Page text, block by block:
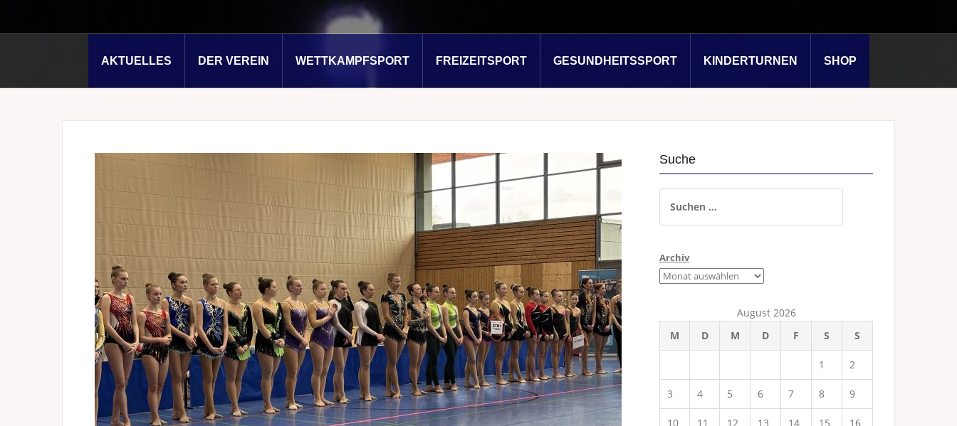
AKTUELLES DER VEREIN WETTKAMPFSPORT FREIZEITSPORT GESUNDHEITSSPORT KINDERTURNEN SHOP
Suche
nach:
Archiv
August 2026
M
D M D F S S
1 2
3 4 5 6 7 8 9
10 11 12 13 14 15 16